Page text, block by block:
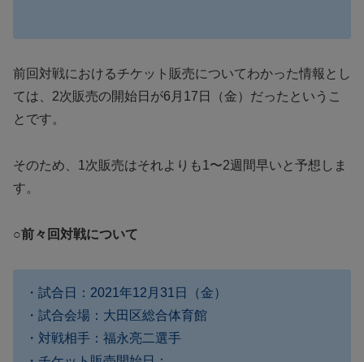
前回対戦におけるチケット販売についてわかった情報とし
ては、2次販売の開始日が6月17日（金）だったというこ
とです。
そのため、1次販売はそれよりも1〜2週間早いと予想しま
す。
○前々回対戦について
・試合日：2021年12月31日（金）
・試合会場：大田区総合体育館
・対戦相手：福永亮二選手